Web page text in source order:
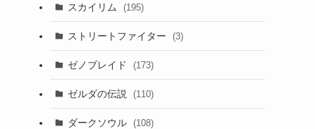
スカイリム (195)
ストリートファイター (3)
ゼノブレイド (173)
ゼルダの伝説 (110)
ダークソウル (108)